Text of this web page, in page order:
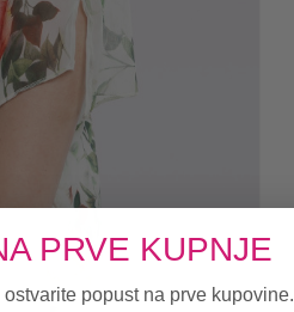
PRVE KUPNJE
popust na prve kupovine.